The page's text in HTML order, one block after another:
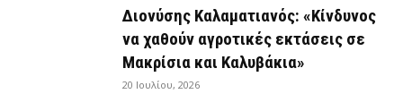
Διονύσης Καλαματιανός: «Κίνδυνος
να χαθούν αγροτικές εκτάσεις σε
Μακρίσια και Καλυβάκια»
20 Ιουλίου, 2026